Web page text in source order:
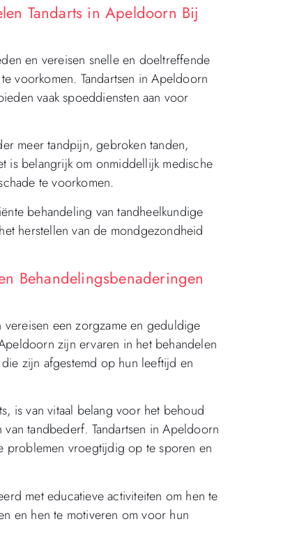
Tandarts in Apeldoorn Bij
en vereisen snelle en doeltreffende
voorkomen. Tandartsen in Apeldoorn
vaak spoeddiensten aan voor
meer tandpijn, gebroken tanden,
is belangrijk om onmiddellijk medische
te voorkomen.
behandeling van tandheelkundige
herstellen van de mondgezondheid
Behandelingsbenaderingen
een zorgzame en geduldige
zijn ervaren in het behandelen
zijn afgestemd op hun leeftijd en
is van vitaal belang voor het behoud
tandbederf. Tandartsen in Apeldoorn
problemen vroegtijdig op te sporen en
met educatieve activiteiten om hen te
en hen te motiveren om voor hun